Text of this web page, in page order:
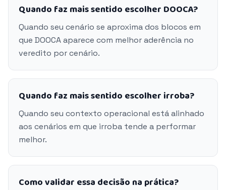
Quando faz mais sentido escolher DOOCA?
Quando seu cenário se aproxima dos blocos em
que DOOCA aparece com melhor aderência no
veredito por cenário.
Quando faz mais sentido escolher irroba?
Quando seu contexto operacional está alinhado
aos cenários em que irroba tende a performar
melhor.
Como validar essa decisão na prática?